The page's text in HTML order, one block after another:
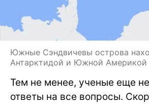
Южные Сэндвичевы острова
Антарктидой и Южной Америкой
Тем не менее, ученые еще
ответы на все вопросы.